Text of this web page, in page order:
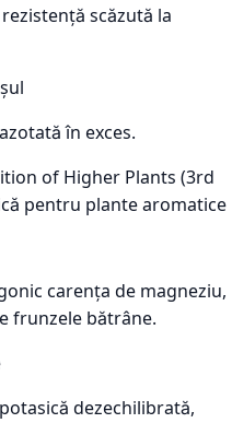
scăzută la
în exces.
of Higher Plants (3rd
pentru plante aromatice
carența de magneziu,
frunzele bătrâne.
dezechilibrată,